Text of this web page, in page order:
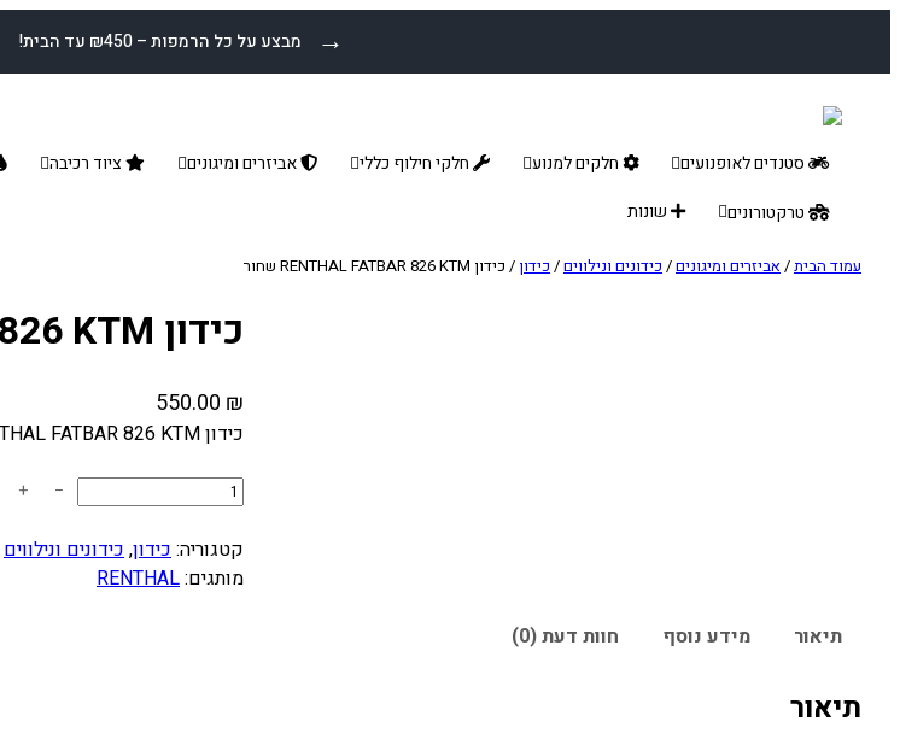
מבצע על כל הרמפות – ₪450 עד הבית! →
סטנדים לאופנועים חלקים למנוע חלקי חילוף כללי אביזרים ומיגונים ציוד רכיבה
טרקטורונים
שונות
עמוד הבית/אביזרים ומיגונים/ כידונים ונילווים/ כידון / כידון RENTHAL FATBAR 826 KTM שחור
כידון RENTHAL FATBAR 826 KTM שחור
550.00 ₪
כידון RENTHAL FATBAR 826 KTM.
כ
ו
ת
−
+
קטגוריה:כידון, כידונים ונילווים
מותגים:RENTHAL
תיאור
מידע נוסף חוות דעת (0)
תיאור